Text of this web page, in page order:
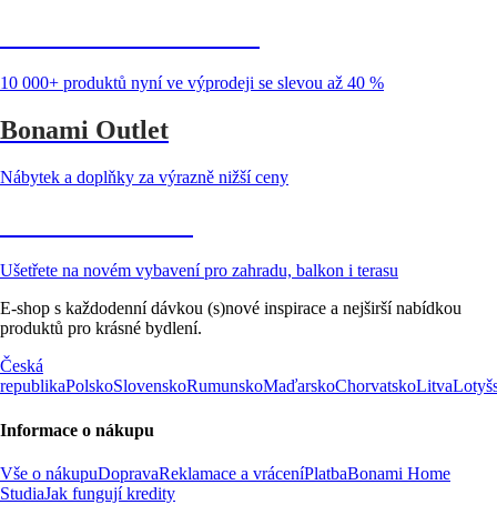
10 000+ produktů nyní ve výprodeji se slevou až 40 %
Bonami Outlet
Nábytek a doplňky za výrazně nižší ceny
Ušetřete na novém vybavení pro zahradu, balkon i terasu
E-shop s každodenní dávkou (s)nové inspirace a nejširší nabídkou
produktů pro krásné bydlení.
Česká
republikaPolskoSlovenskoRumunskoMaďarskoChorvatskoLitva
Informace o nákupu
Vše o nákupuDopravaReklamace a vráceníPlatbaBonami Home
StudiaJak fungují kredity